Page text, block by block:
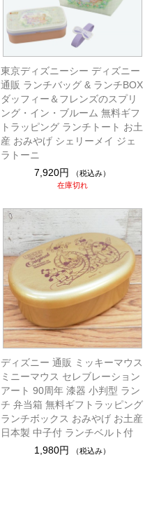
東京ディズニーシー ディズニー
通販 ランチバッグ & ランチBOX
ダッフィー＆フレンズのスプリ
ング・イン・ブルーム 無料ギフ
トラッピング ランチトート お土
産 おみやげ シェリーメイ ジェ
ラトーニ
7,920円
（税込み）
在庫切れ
ディズニー 通販 ミッキーマウス
ミニーマウス セレブレーション
アート 90周年 漆器 小判型 ラン
チ 弁当箱 無料ギフトラッピング
ランチボックス おみやげ お土産
日本製 中子付 ランチベルト付
1,980円
（税込み）